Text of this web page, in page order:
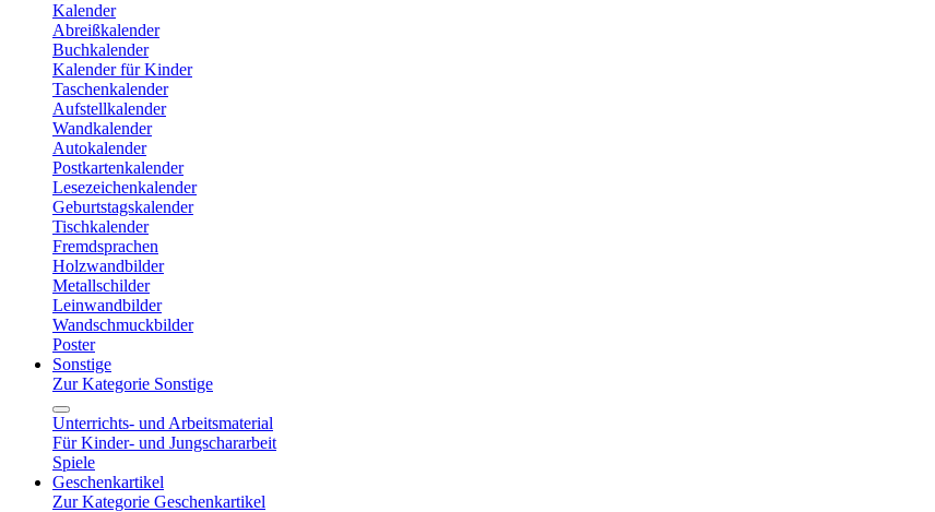
Kalender
Abreißkalender
Buchkalender
Kalender für Kinder
Taschenkalender
Aufstellkalender
Wandkalender
Autokalender
Postkartenkalender
Lesezeichenkalender
Geburtstagskalender
Tischkalender
Fremdsprachen
Holzwandbilder
Metallschilder
Leinwandbilder
Wandschmuckbilder
Poster
Sonstige
Zur Kategorie Sonstige
Unterrichts- und Arbeitsmaterial
Für Kinder- und Jungschararbeit
Spiele
Geschenkartikel
Zur Kategorie Geschenkartikel